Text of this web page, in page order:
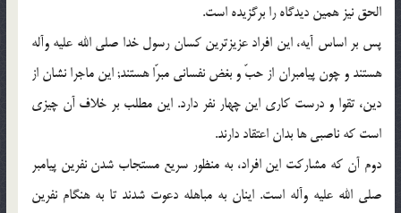
الحق نیز همین دیدگاه را برگزیده است.
پس بر اساس آیه، این افراد عزیزترین کسان رسول خدا صلى الله علیه وآله
هستند و چون پیامبران از حبّ و بغض نفسانى مبرّا هستند; این ماجرا نشان از
دین، تقوا و درست کارى این چهار نفر دارد. این مطلب بر خلاف آن چیزى
است که ناصبى ها بدان اعتقاد دارند.
دوم آن که مشارکت این افراد، به منظور سریع مستجاب شدن نفرین پیامبر
صلى الله علیه وآله است. اینان به مباهله دعوت شدند تا به هنگام نفرین